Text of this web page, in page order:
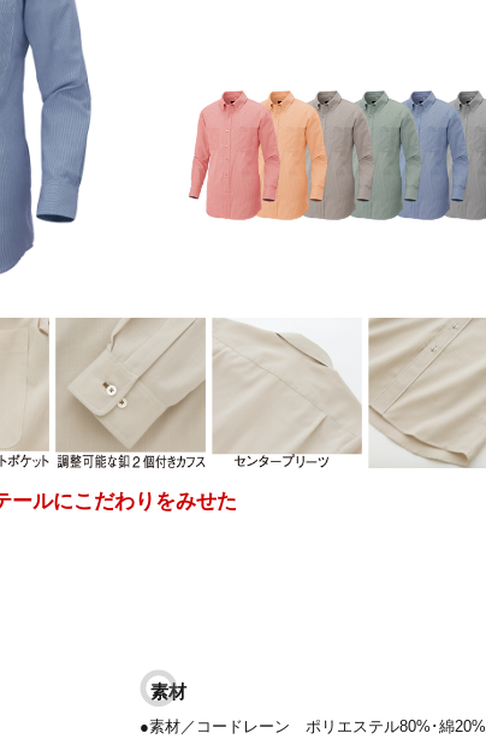
ールにこだわりをみせた
素材
●素材／コードレーン ポリエステル80%･綿20%